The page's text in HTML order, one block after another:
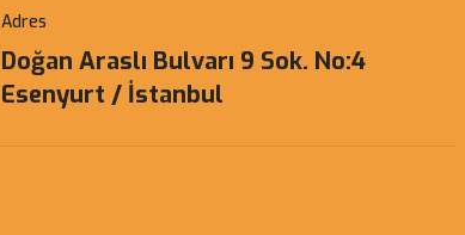
Adres
Doğan Araslı Bulvarı 9 Sok. No:4
Esenyurt / İstanbul